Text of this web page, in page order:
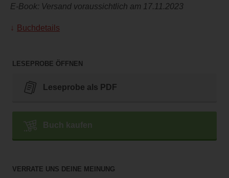
E-Book: Versand voraussichtlich am 17.11.2023
Buchdetails
LESEPROBE ÖFFNEN
Leseprobe als PDF
Buch kaufen
VERRATE UNS DEINE MEINUNG